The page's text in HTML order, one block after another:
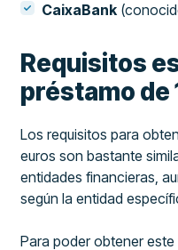
CaixaBank
Requisitos
préstamo de
Los requisitos para
euros son bastante
entidades financieras,
según la entidad
Para poder obtener